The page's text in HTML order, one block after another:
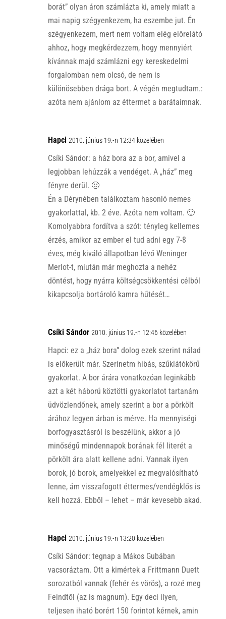
borát” olyan áron számlázta ki, amely miatt a
mai napig szégyenkezem, ha eszembe jut. Én
szégyenkezem, mert nem voltam elég előrelátó
ahhoz, hogy megkérdezzem, hogy mennyiért
kívánnak majd számlázni egy kereskedelmi
forgalomban nem olcsó, de nem is
különösebben drága bort. A végén megtudtam.:
azóta nem ajánlom az éttermet a barátaimnak.
Hapci 2010. június 19.-n 12:34 közelében
Csíki Sándor: a ház bora az a bor, amivel a
legjobban lehúzzák a vendéget. A „ház” meg
fényre derül. 🙂
Én a Dérynében találkoztam hasonló nemes
gyakorlattal, kb. 2 éve. Azóta nem voltam. 🙂
Komolyabbra fordítva a szót: tényleg kellemes
érzés, amikor az ember el tud adni egy 7-8
éves, még kiváló állapotban lévő Weninger
Merlot-t, miután már meghozta a nehéz
döntést, hogy nyárra költségcsökkentési célból
kikapcsolja bortároló kamra hűtését…
Csíki Sándor 2010. június 19.-n 12:46 közelében
Hapci: ez a „ház bora” dolog ezek szerint nálad
is előkerült már. Szerinetm hibás, szűklátókörű
gyakorlat. A bor árára vonatkozóan leginkább
azt a két háború köztötti gyakorlatot tartanám
üdvözlendőnek, amely szerint a bor a pörkölt
árához legyen árban is mérve. Ha mennyiségi
borfogyasztásról is beszélünk, akkor a jó
minőségű mindennapok borának fél literét a
pörkölt ára alatt kellene adni. Vannak ilyen
borok, jó borok, amelyekkel ez megvalósítható
lenne, ám visszafogott éttermes/vendégklős is
kell hozzá. Ebből – lehet – már kevesebb akad.
Hapci 2010. június 19.-n 13:20 közelében
Csíki Sándor: tegnap a Mákos Gubában
vacsoráztam. Ott a kimértek a Frittmann Duett
sorozatból vannak (fehér és vörös), a rozé meg
Feindtől (az is magnum). Egy deci ilyen,
teljesen iható borért 150 forintot kérnek, amin